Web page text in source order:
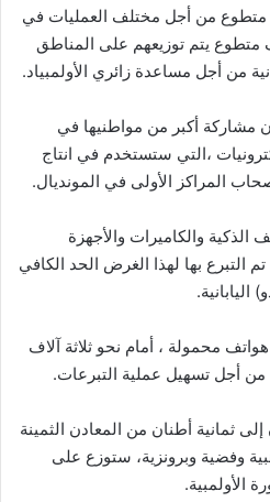
تحتاج لنحو 80 ألف متطوع من أجل مختلف العمليات في
إضافة إلى 30 ألف متطوع يتم توزيعهم على المناطق
من أجل مساعدة زائري الأولمبياد.
مشاركة أكبر من مواطنيها في
،التي ستستخدم في انتاج
المراكز الأولى في المونديال.
الذكية والكاميرات والأجهزة
التبرع بها لهذا الغرض الحد الكافي
اليابانية.
محمولة ، أمام نحو ثلاثة آلاف
أجل تسهيل عملية التبرعات.
ثمانية أطنان من المعادن الثمينة
وفضية وبرونزية، ستوزع على
الأولمبية.